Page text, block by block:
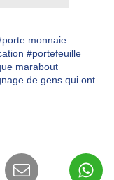
monnaie
#portefeuille
marabout
de gens qui ont